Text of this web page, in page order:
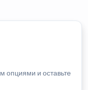
опциями и оставьте